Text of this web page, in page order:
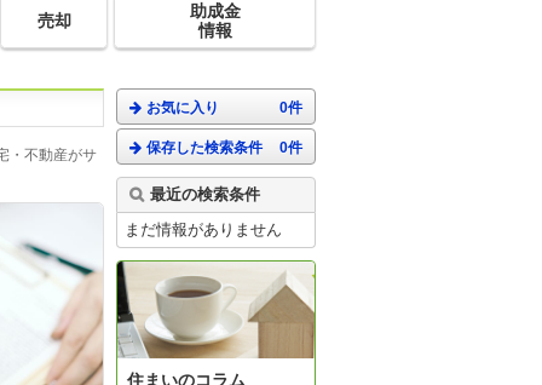
売却
助成金
情報
・不動産がサ
お気に入り 0件
保存した検索条件 0件
最近の検索条件
まだ情報がありません
住まいのコラム